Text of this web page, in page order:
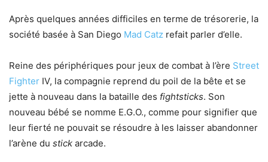
Après quelques années difficiles en terme de trésorerie, la
société basée à San Diego Mad Catz refait parler d’elle.
Reine des périphériques pour jeux de combat à l’ère Street
Fighter IV, la compagnie reprend du poil de la bête et se
jette à nouveau dans la bataille des fightsticks. Son
nouveau bébé se nomme E.G.O., comme pour signifier que
leur fierté ne pouvait se résoudre à les laisser abandonner
l’arène du stick arcade.